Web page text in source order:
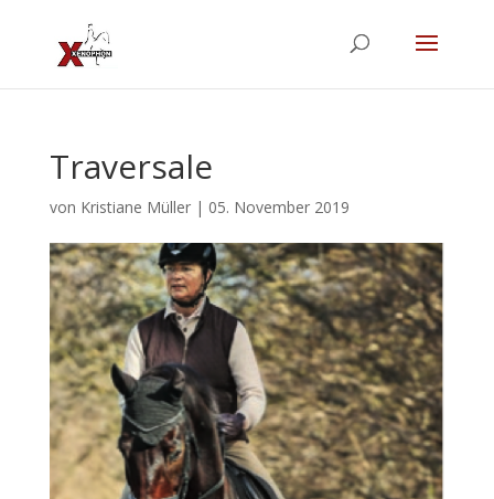
Traversale
von Kristiane Müller| 05. November 2019